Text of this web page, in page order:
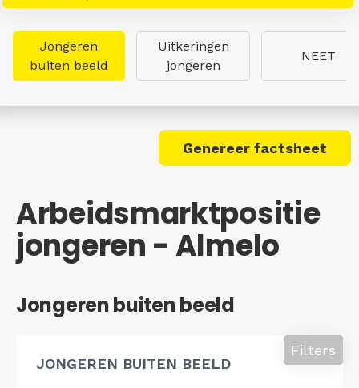
Jongeren
buiten beeld
Uitkeringen
jongeren
NEET
Genereer factsheet
Arbeidsmarktpositie
jongeren - Almelo
Jongeren buiten beeld
JONGEREN BUITEN BEELD
Filters